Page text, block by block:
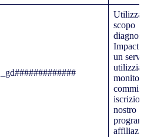
_gd#############
scopo
Impact
un
nostro